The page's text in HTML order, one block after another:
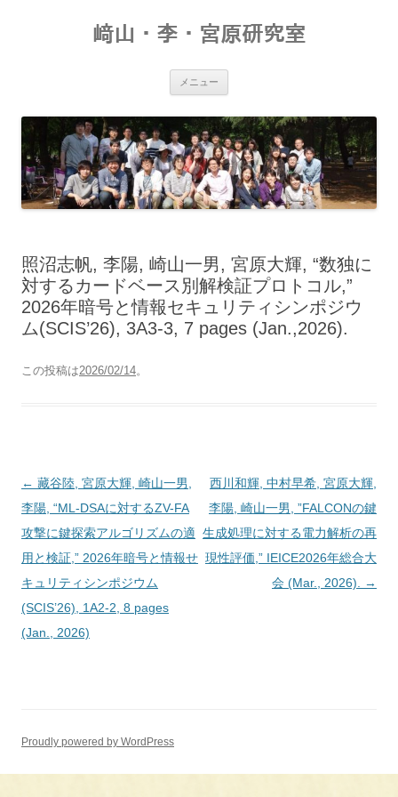
プ
﨑山・李・宮原研究室
メニュー
照沼志帆, 李陽, 崎山一男, 宮原大輝, “数独に
対するカードベース別解検証プロトコル,”
2026年暗号と情報セキュリティシンポジウ
ム(SCIS’26), 3A3-3, 7 pages (Jan.,2026).
この投稿は2026/02/14。
投
稿
ナ
ビ
ゲ
ー
シ
← 藏谷陸, 宮原大輝, 崎山一男,
李陽, “ML-DSAに対するZV-FA
攻撃に鍵探索アルゴリズムの適
用と検証,” 2026年暗号と情報せ
キュリティシンポジウム
(SCIS’26), 1A2-2, 8 pages
(Jan., 2026)
西川和輝, 中村早希, 宮原大輝,
李陽, 崎山一男, ”FALCONの鍵
生成処理に対する電力解析の再
現性評価,” IEICE2026年総合大
会 (Mar., 2026).
→
Proudly powered by WordPress